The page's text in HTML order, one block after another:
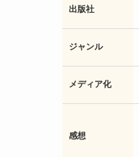
出版社
ジャンル
メディア化
感想